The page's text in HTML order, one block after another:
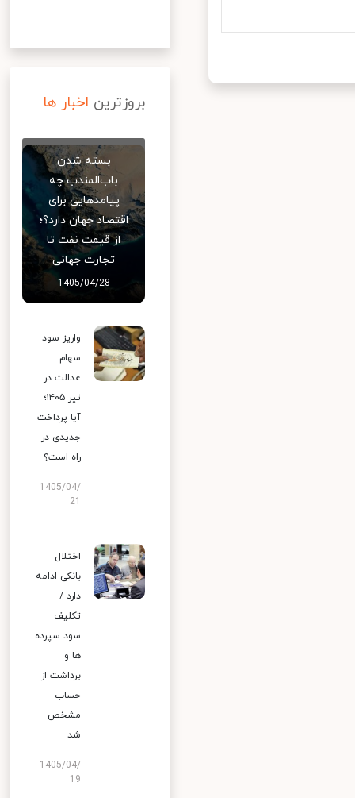
بروزترین اخبار ها
بسته شدن
باب‌المندب چه
پیامدهایی برای
اقتصاد جهان دارد؟؛
از قیمت نفت تا
تجارت جهانی
1405/04/28
واریز سود
سهام
عدالت در
تیر ۱۴۰۵؛
آیا پرداخت
جدیدی در
راه است؟
1405/04/
اختلال
بانکی ادامه
دارد /
تکلیف
سود سپرده
ها و
برداشت از
حساب
مشخص
شد
1405/04/
19